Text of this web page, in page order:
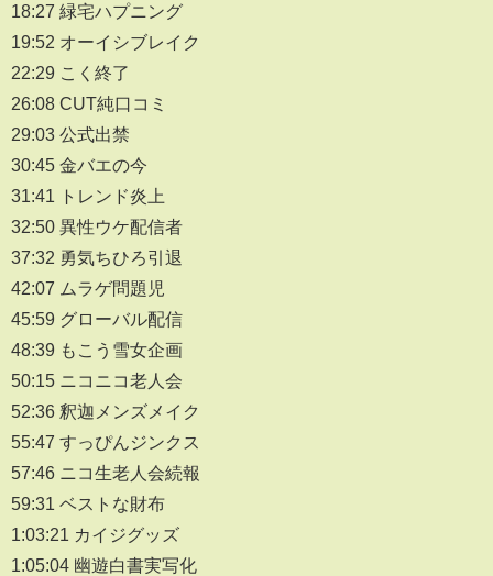
18:27 緑宅ハプニング
19:52 オーイシブレイク
22:29 こく終了
26:08 CUT純口コミ
29:03 公式出禁
30:45 金バエの今
31:41 トレンド炎上
32:50 異性ウケ配信者
37:32 勇気ちひろ引退
42:07 ムラゲ問題児
45:59 グローバル配信
48:39 もこう雪女企画
50:15 ニコニコ老人会
52:36 釈迦メンズメイク
55:47 すっぴんジンクス
57:46 ニコ生老人会続報
59:31 ベストな財布
1:03:21 カイジグッズ
1:05:04 幽遊白書実写化